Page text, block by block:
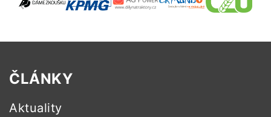
ČLÁNKY
Aktuality